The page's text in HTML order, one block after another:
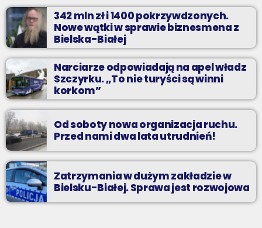
342 mln zł i 1400 pokrzywdzonych.
Nowe wątki w sprawie biznesmena z
Bielska-Białej
Narciarze odpowiadają na apel władz
Szczyrku. „To nie turyści są winni
korkom”
Od soboty nowa organizacja ruchu.
Przed nami dwa lata utrudnień!
Zatrzymania w dużym zakładzie w
Bielsku-Białej. Sprawa jest rozwojowa